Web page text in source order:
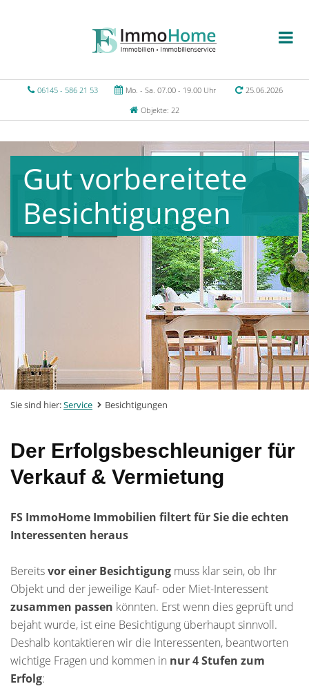
06145 - 586 21 53 Mo. - Sa. 07.00 - 19.00 Uhr
25.06.2026
Objekte: 22
Gut vorbereitete
Besichtigungen
Sie sind hier:Service Besichtigungen
Der Erfolgsbeschleuniger für
Verkauf & Vermietung
FS ImmoHome Immobilien filtert für Sie die echten
Interessenten heraus
Bereitsvor einer Besichtigung muss klar sein, ob Ihr
Objekt und der jeweilige Kauf- oder Miet-Interessent
zusammen passen könnten. Erst wenn dies geprüft und
bejaht wurde, ist eine Besichtigung überhaupt sinnvoll.
Deshalb kontaktieren wir die Interessenten, beantworten
wichtige Fragen und kommen in nur 4 Stufen zum
Erfolg: